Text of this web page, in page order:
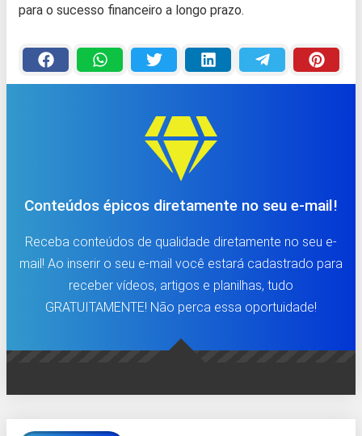
para o sucesso financeiro a longo prazo.
Conteúdos épicos diretamente no seu e-mail!
Receba conteúdos de qualidade diretamente no seu e-
mail! Ao inserir o seu e-mail você estará cadastrado para
receber vídeos, artigos e planilhas, tudo
GRATUITAMENTE! Não perca essa oportuidade!